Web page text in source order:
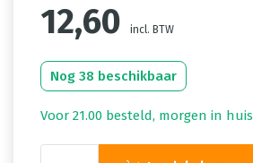
12,60 incl. BTW
Nog 38 beschikbaar
Voor 21.00 besteld, morgen in